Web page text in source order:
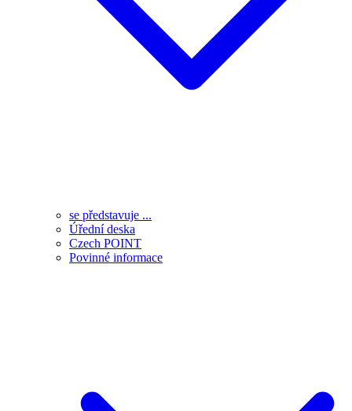
se představuje ...
Úřední deska
Czech POINT
Povinné informace